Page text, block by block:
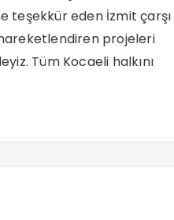
teşekkür eden İzmit çarşı
hareketlendiren projeleri
Tüm Kocaeli halkını